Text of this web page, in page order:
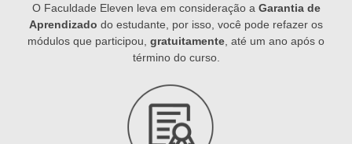
O Faculdade Eleven leva em consideração a Garantia de
Aprendizado do estudante, por isso, você pode refazer os
módulos que participou, gratuitamente , até um ano após o
término do curso.